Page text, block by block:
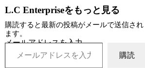
L.C Enterpriseをもっと見る
購読すると最新の投稿がメールで送信され
ます。
メールアドレスを入力...
購読